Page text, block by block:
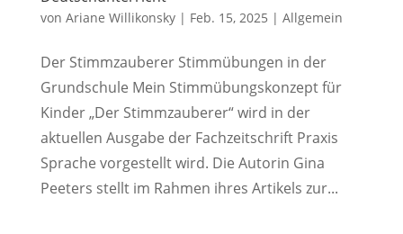
von Ariane Willikonsky| Feb. 15, 2025 | Allgemein
Der Stimmzauberer Stimmübungen in der
Grundschule Mein Stimmübungskonzept für
Kinder „Der Stimmzauberer“ wird in der
aktuellen Ausgabe der Fachzeitschrift Praxis
Sprache vorgestellt wird. Die Autorin Gina
Peeters stellt im Rahmen ihres Artikels zur...